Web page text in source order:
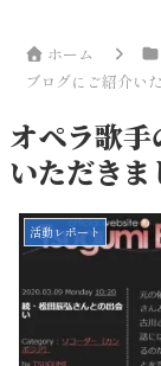
ホーム
ブログにご紹介い
オペラ歌
いただきま
活動レポート